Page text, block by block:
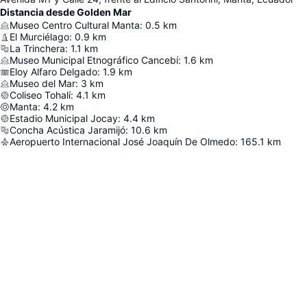
Distancia desde Golden Mar
Museo Centro Cultural Manta: 0.5 km
El Murciélago: 0.9 km
La Trinchera: 1.1 km
Museo Municipal Etnográfico Cancebí: 1.6 km
Eloy Alfaro Delgado: 1.9 km
Museo del Mar: 3 km
Coliseo Tohalí: 4.1 km
Manta: 4.2 km
Estadio Municipal Jocay: 4.4 km
Concha Acústica Jaramijó: 10.6 km
Aeropuerto Internacional José Joaquín De Olmedo: 165.1 km